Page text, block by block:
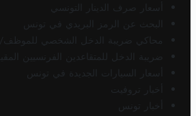
أسعار صرف الدينار التونسي
البحث عن الرمز البريدي في تونس
محاكي ضريبة الدخل الشخصي للموظف/
ضريبة الدخل للمتقاعدين الفرنسيين
أسعار السيارات الجديدة في تونس
أخبار تروفيت
أخبار تونس